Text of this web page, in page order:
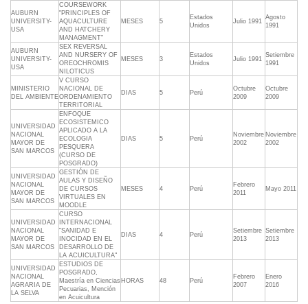
AUBURN
UNIVERSITY-
USA
COURSEWORK
"PRINCIPLES OF
AQUACULTURE
AND HATCHERY
MANAGMENT"
MESES 5
Estados
Unidos
Julio 1991
Agosto
1991
AUBURN
UNIVERSITY-
USA
SEX REVERSAL
AND NURSERY OF
OREOCHROMIS
NILOTICUS
MESES 3
Estados
Unidos
Julio 1991
Setiembre
1991
MINISTERIO
DEL AMBIENTE
V CURSO
NACIONAL DE
ORDENAMIENTO
TERRITORIAL
DIAS 5 Perú
Octubre
2009
Octubre
2009
UNIVERSIDAD
NACIONAL
MAYOR DE
SAN MARCOS
ENFOQUE
ECOSISTEMICO
APLICADO A LA
ECOLOGIA
PESQUERA
(CURSO DE
POSGRADO)
DIAS 5 Perú
Noviembre
2002
Noviembre
2002
UNIVERSIDAD
NACIONAL
MAYOR DE
SAN MARCOS
GESTIÓN DE
AULAS Y DISEÑO
DE CURSOS
VIRTUALES EN
MOODLE
MESES 4 Perú
Febrero
2011
Mayo 2011
UNIVERSIDAD
NACIONAL
MAYOR DE
SAN MARCOS
CURSO
INTERNACIONAL
"SANIDAD E
INOCIDAD EN EL
DESARROLLO DE
LA ACUICULTURA"
DIAS 4 Perú
Setiembre
2013
Setiembre
2013
UNIVERSIDAD
NACIONAL
AGRARIA DE
LA SELVA
ESTUDIOS DE
POSGRADO,
Maestría en Ciencias
Pecuarias, Mención
en Acuicultura
HORAS 48 Perú
Febrero
2007
Enero
2016